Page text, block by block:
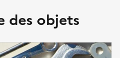
des objets